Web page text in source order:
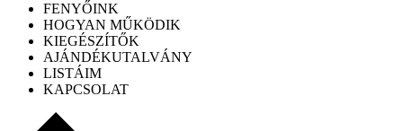
FENYŐINK
HOGYAN MŰKÖDIK
KIEGÉSZÍTŐK
AJÁNDÉKUTALVÁNY
LISTÁIM
KAPCSOLAT